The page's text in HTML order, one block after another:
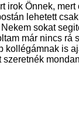
irok Önnek,
lehetett
sokat
már nincs rá
kollégámnak is
szeretnék